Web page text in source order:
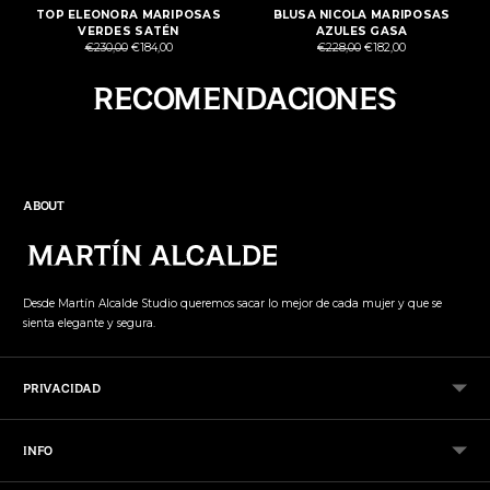
TOP ELEONORA MARIPOSAS
VERDES SATÉN
Precio
€230,00 €184,00
BLUSA NICOLA MARIPOSAS
AZULES GASA
Precio
€228,00 €182,00
RECOMENDACIONES
ABOUT
Desde Martín Alcalde Studio queremos sacar lo mejor de cada mujer y que se
sienta elegante y segura.
PRIVACIDAD
INFO